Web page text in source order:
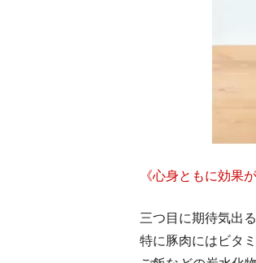
《心身ともに効果
三つ目に期待気出
特に豚肉にはビタ